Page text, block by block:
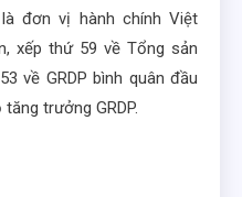
đơn vị hành chính Việt
xếp thứ 59 về Tổng sản
về GRDP bình quân đầu
trưởng GRDP.